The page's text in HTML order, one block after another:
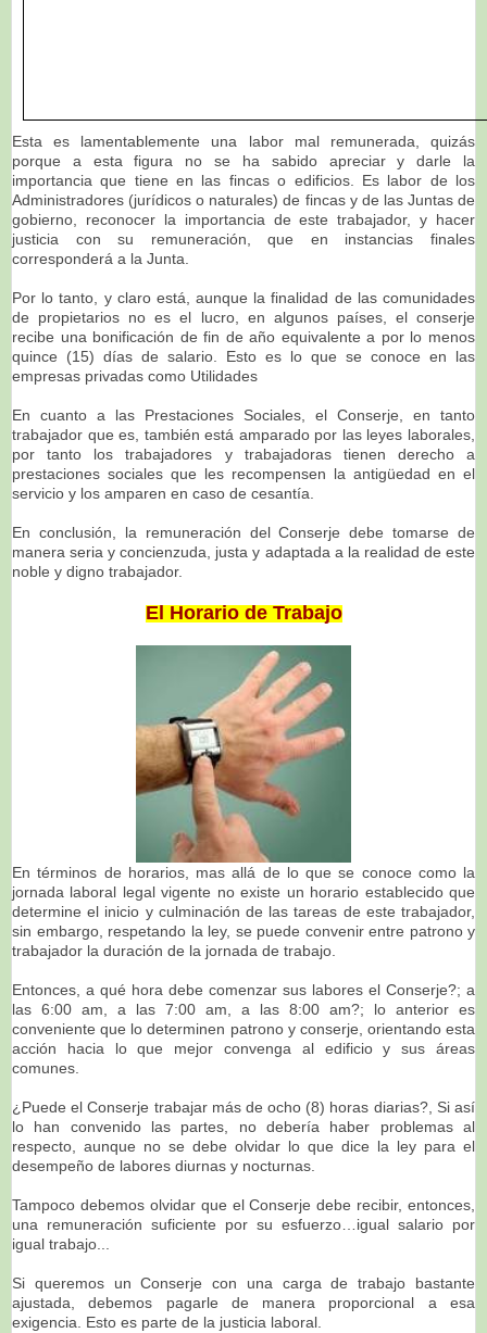
Esta es lamentablemente una labor mal remunerada, quizás
porque a esta figura no se ha sabido apreciar y darle la
importancia que tiene en las fincas o edificios. Es labor de los
Administradores (jurídicos o naturales) de fincas y de las Juntas de
gobierno, reconocer la importancia de este trabajador, y hacer
justicia con su remuneración, que en instancias finales
corresponderá a la Junta.
Por lo tanto, y claro está, aunque la finalidad de las comunidades
de propietarios no es el lucro, en algunos países, el conserje
recibe una bonificación de fin de año equivalente a por lo menos
quince (15) días de salario. Esto es lo que se conoce en las
empresas privadas como Utilidades
En cuanto a las Prestaciones Sociales, el Conserje, en tanto
trabajador que es, también está amparado por las leyes laborales,
por tanto los trabajadores y trabajadoras tienen derecho a
prestaciones sociales que les recompensen la antigüedad en el
servicio y los amparen en caso de cesantía.
En conclusión, la remuneración del Conserje debe tomarse de
manera seria y concienzuda, justa y adaptada a la realidad de este
noble y digno trabajador.
El Horario de Trabajo
En términos de horarios, mas allá de lo que se conoce como la
jornada laboral legal vigente no existe un horario establecido que
determine el inicio y culminación de las tareas de este trabajador,
sin embargo, respetando la ley, se puede convenir entre patrono y
trabajador la duración de la jornada de trabajo.
Entonces, a qué hora debe comenzar sus labores el Conserje?; a
las 6:00 am, a las 7:00 am, a las 8:00 am?; lo anterior es
conveniente que lo determinen patrono y conserje, orientando esta
acción hacia lo que mejor convenga al edificio y sus áreas
comunes.
¿Puede el Conserje trabajar más de ocho (8) horas diarias?, Si así
lo han convenido las partes, no debería haber problemas al
respecto, aunque no se debe olvidar lo que dice la ley para el
desempeño de labores diurnas y nocturnas.
Tampoco debemos olvidar que el Conserje debe recibir, entonces,
una remuneración suficiente por su esfuerzo…igual salario por
igual trabajo...
Si queremos un Conserje con una carga de trabajo bastante
ajustada, debemos pagarle de manera proporcional a esa
exigencia. Esto es parte de la justicia laboral.